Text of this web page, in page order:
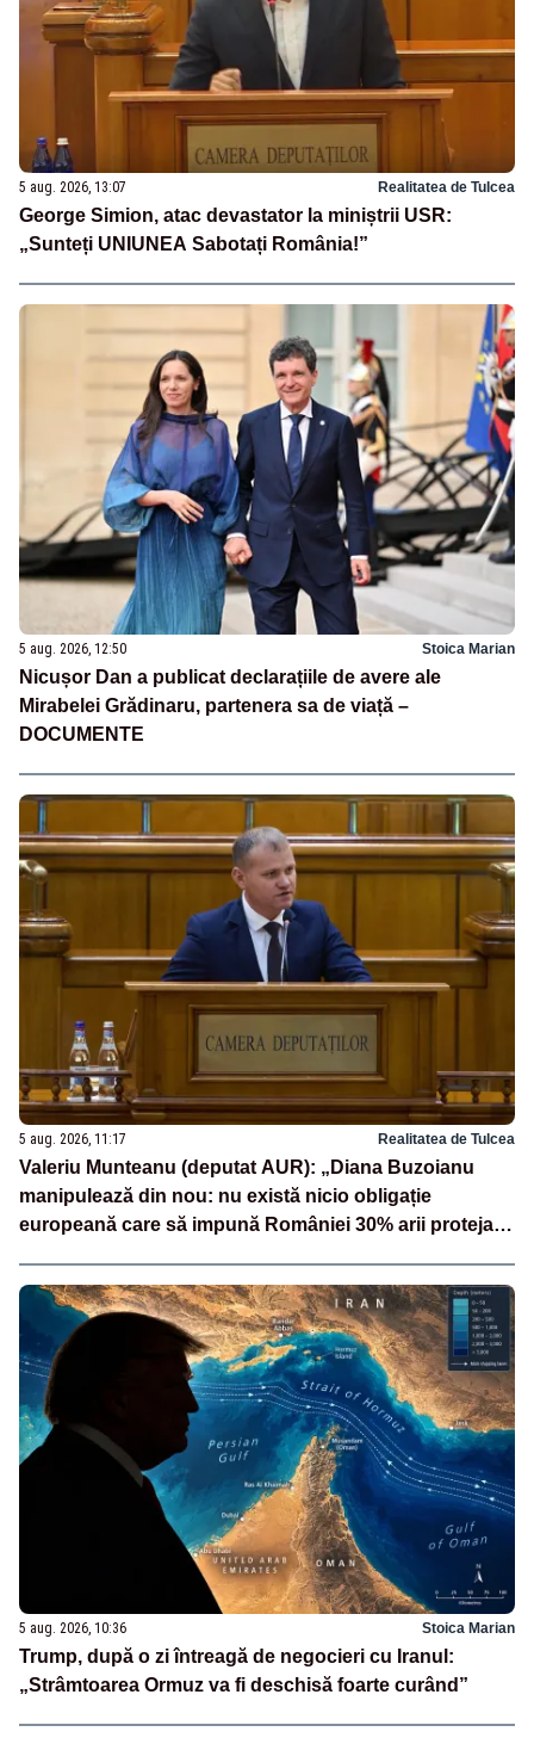
5 aug. 2026, 13:07 Realitatea de Tulcea
George Simion, atac devastator la miniștrii USR:
„Sunteți UNIUNEA Sabotați România!”
5 aug. 2026, 12:50 Stoica Marian
Nicușor Dan a publicat declarațiile de avere ale
Mirabelei Grădinaru, partenera sa de viață –
DOCUMENTE
5 aug. 2026, 11:17 Realitatea de Tulcea
Valeriu Munteanu (deputat AUR): „Diana Buzoianu
manipulează din nou: nu există nicio obligație
europeană care să impună României 30% arii protejate
5 aug. 2026, 10:36 Stoica Marian
Trump, după o zi întreagă de negocieri cu Iranul:
„Strâmtoarea Ormuz va fi deschisă foarte curând”